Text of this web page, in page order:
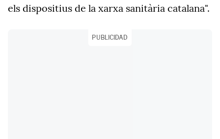
els dispositius de la xarxa sanitària catalana".
PUBLICIDAD